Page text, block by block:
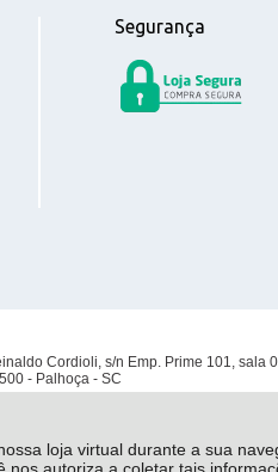
loja virtual durante a sua
Segurança
Cordioli, s/n Emp. Prime 101, sala
- Palhoça - SC